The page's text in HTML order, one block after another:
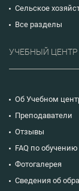
Сельское
Все разделы
УЧЕБНЫЙ ЦЕНТР
Об Учебном
Преподаватели
Отзывы
FAQ по обучению
Фотогалерея
Сведения об